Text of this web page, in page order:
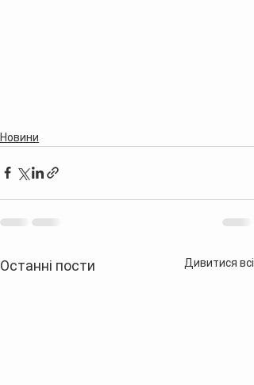
Новини
Останні пости Дивитися всі